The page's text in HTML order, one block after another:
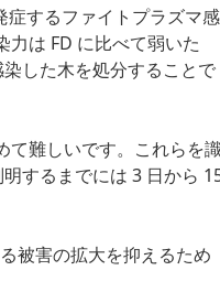
するファイトプラズマ感
は FD に比べて弱いた
した木を処分することで
て難しいです。これらを
するまでには 3 日から
被害の拡大を抑えるため